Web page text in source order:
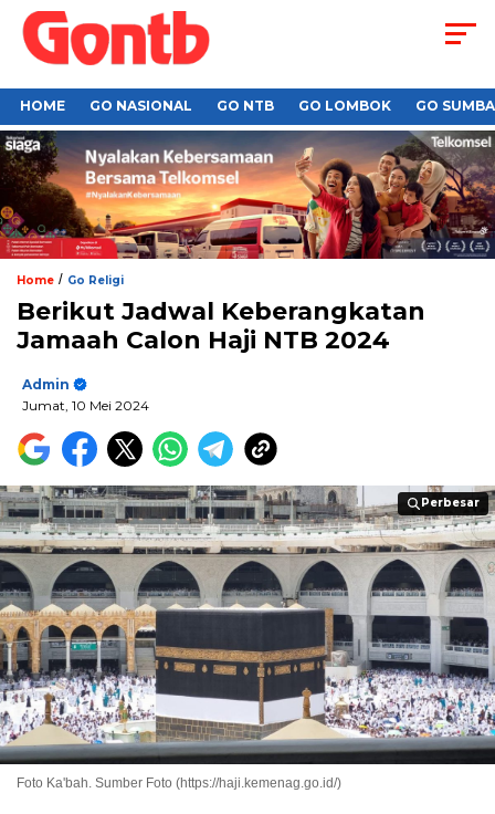
HOME GO NASIONAL GO NTB GO LOMBOK GO
Home / Go Religi
Berikut Jadwal Keberangkatan
Jamaah Calon Haji NTB 2024
Admin
Jumat, 10 Mei 2024
Perbesar
Perbesar
Foto Ka'bah. Sumber Foto (https://haji.kemenag.go.id/)